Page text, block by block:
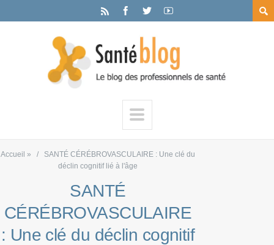
Accueil »
SANTÉ CÉRÉBROVASCULAIRE : Une clé du
déclin cognitif lié à l'âge
SANTÉ
CÉRÉBROVASCULAIRE
: Une clé du déclin cognitif